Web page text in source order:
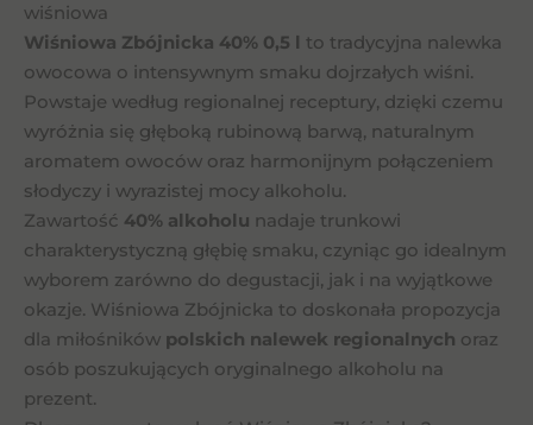
wiśniowa
Wiśniowa Zbójnicka 40% 0,5 l to tradycyjna nalewka
owocowa o intensywnym smaku dojrzałych wiśni.
Powstaje według regionalnej receptury, dzięki czemu
wyróżnia się głęboką rubinową barwą, naturalnym
aromatem owoców oraz harmonijnym połączeniem
słodyczy i wyrazistej mocy alkoholu.
Zawartość 40% alkoholu nadaje trunkowi
charakterystyczną głębię smaku, czyniąc go idealnym
wyborem zarówno do degustacji, jak i na wyjątkowe
okazje. Wiśniowa Zbójnicka to doskonała propozycja
dla miłośników polskich nalewek regionalnych oraz
osób poszukujących oryginalnego alkoholu na
prezent.